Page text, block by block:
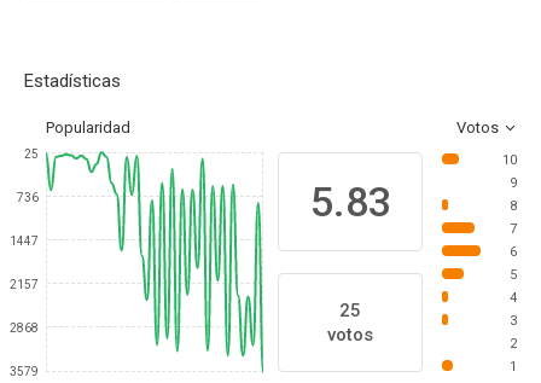
Estadísticas
Popularidad Votos
25
736
1447
2157
2868
3579
5.83
25
votos
10
9
8
7
6
5
4
3
2
1